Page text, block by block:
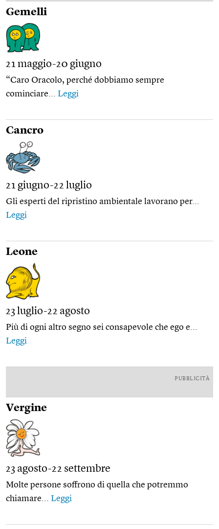
Gemelli
21 maggio-20 giugno
“Caro Oracolo, perché dobbiamo sempre
cominciare... Leggi
Cancro
21 giugno-22 luglio
Gli esperti del ripristino ambientale lavorano per...
Leggi
Leone
23 luglio-22 agosto
Più di ogni altro segno sei consapevole che ego e...
Leggi
PUBBLICITÀ
Vergine
23 agosto-22 settembre
Molte persone soffrono di quella che potremmo
chiamare... Leggi